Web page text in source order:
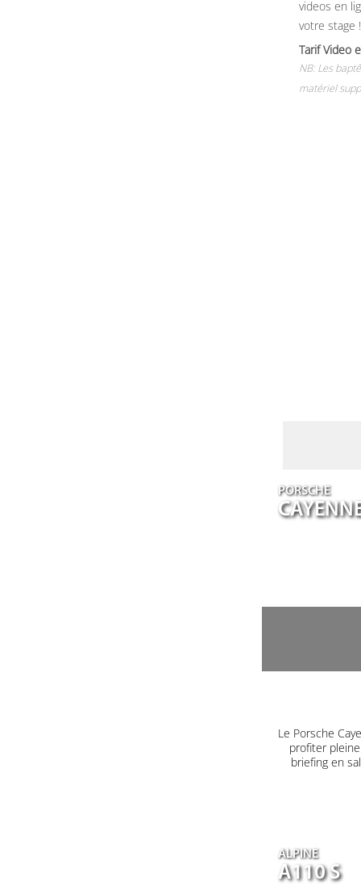
videos en
votre stage !
Tarif Video
NB: Les
matériel
PORSCHE
Le Porsche
profiter
briefing en
ALPINE
A110 S